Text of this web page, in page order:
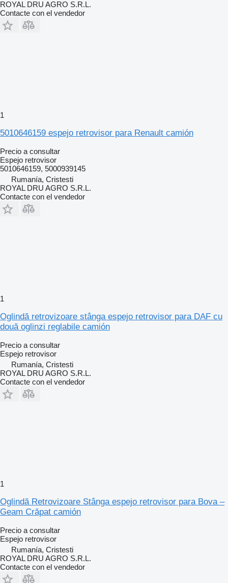
ROYAL DRU AGRO S.R.L.
Contacte con el vendedor
1
5010646159 espejo retrovisor para Renault camión
Precio a consultar
Espejo retrovisor
5010646159, 5000939145
Rumanía, Cristesti
ROYAL DRU AGRO S.R.L.
Contacte con el vendedor
1
Oglindă retrovizoare stânga espejo retrovisor para DAF cu
două oglinzi reglabile camión
Precio a consultar
Espejo retrovisor
Rumanía, Cristesti
ROYAL DRU AGRO S.R.L.
Contacte con el vendedor
1
Oglindă Retrovizoare Stânga espejo retrovisor para Bova –
Geam Crăpat camión
Precio a consultar
Espejo retrovisor
Rumanía, Cristesti
ROYAL DRU AGRO S.R.L.
Contacte con el vendedor